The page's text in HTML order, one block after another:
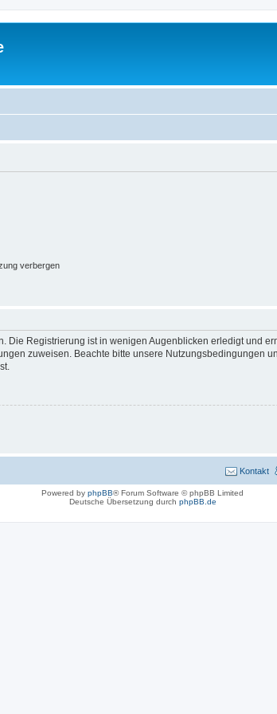
verbergen
Die Registrierung ist in wenigen Augenblicken erledigt und
zuweisen. Beachte bitte unsere Nutzungsbedingungen
Kontakt
Powered by phpBB® Forum Software © phpBB Limited
Deutsche Übersetzung durch phpBB.de